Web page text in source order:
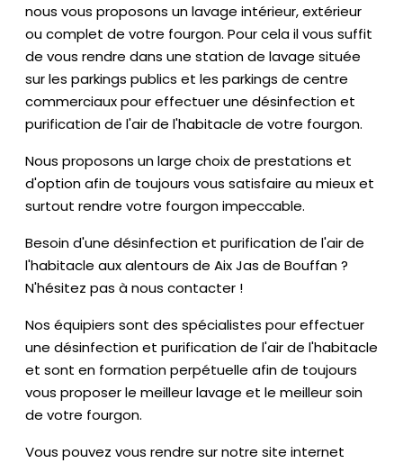
nous vous proposons un lavage intérieur, extérieur
ou complet de votre fourgon. Pour cela il vous suffit
de vous rendre dans une station de lavage située
sur les parkings publics et les parkings de centre
commerciaux pour effectuer une désinfection et
purification de l'air de l'habitacle de votre fourgon.
Nous proposons un large choix de prestations et
d'option afin de toujours vous satisfaire au mieux et
surtout rendre votre fourgon impeccable.
Besoin d'une désinfection et purification de l'air de
l'habitacle aux alentours de Aix Jas de Bouffan ?
N'hésitez pas à nous contacter !
Nos équipiers sont des spécialistes pour effectuer
une désinfection et purification de l'air de l'habitacle
et sont en formation perpétuelle afin de toujours
vous proposer le meilleur lavage et le meilleur soin
de votre fourgon.
Vous pouvez vous rendre sur notre site internet